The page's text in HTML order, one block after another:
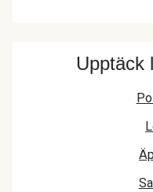
Upptäck